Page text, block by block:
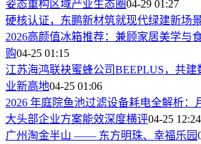
姿态重构区域产业生态圈04-29 01:27
硬核认证，东鹏新材筑就现代绿建新场
2026高颜值冰箱推荐：兼顾家居美学与
购04-25 01:15
江苏海鸿联袂蜜蜂公司BEEPLUS，共
业新高地04-25 01:06
2026 年庭院鱼池过滤设备耗电全解析：
大头部企业方案能效深度横评04-25 12:24
广州淘金半山 —— 东方明珠、幸福乐园